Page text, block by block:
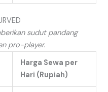
sudut pandang
pro-player.
Harga Sewa per
Hari (Rupiah)